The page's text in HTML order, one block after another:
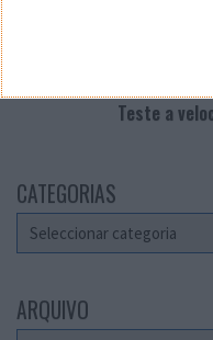
Teste a
CATEGORIAS
Categorias
ARQUIVO